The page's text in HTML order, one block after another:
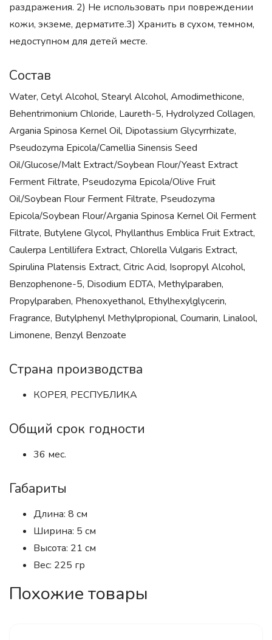
раздражения. 2) Не использовать при повреждении
кожи, экземе, дерматите.3) Хранить в сухом, темном,
недоступном для детей месте.
Состав
Water, Cetyl Alcohol, Stearyl Alcohol, Amodimethicone,
Behentrimonium Chloride, Laureth-5, Hydrolyzed Collagen,
Argania Spinosa Kernel Oil, Dipotassium Glycyrrhizate,
Pseudozyma Epicola/Camellia Sinensis Seed
Oil/Glucose/Malt Extract/Soybean Flour/Yeast Extract
Ferment Filtrate, Pseudozyma Epicola/Olive Fruit
Oil/Soybean Flour Ferment Filtrate, Pseudozyma
Epicola/Soybean Flour/Argania Spinosa Kernel Oil Ferment
Filtrate, Butylene Glycol, Phyllanthus Emblica Fruit Extract,
Caulerpa Lentillifera Extract, Chlorella Vulgaris Extract,
Spirulina Platensis Extract, Citric Acid, Isopropyl Alcohol,
Benzophenone-5, Disodium EDTA, Methylparaben,
Propylparaben, Phenoxyethanol, Ethylhexylglycerin,
Fragrance, Butylphenyl Methylpropional, Coumarin, Linalool,
Limonene, Benzyl Benzoate
Страна производства
КОРЕЯ, РЕСПУБЛИКА
Общий срок годности
36 мес.
Габариты
Длина: 8 см
Ширина: 5 см
Высота: 21 см
Вес: 225 гр
Похожие товары